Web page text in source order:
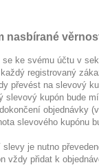
nasbírané
se ke svému účtu v
každý registrovaný
převést na slevový
slevový kupón bude
objednávky
slevového kupónu
slevy je nutno
vždy přidat k